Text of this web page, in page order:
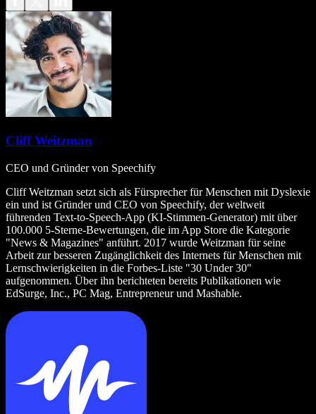
Cliff Weitzman
CEO und Gründer von Speechify
Cliff Weitzman setzt sich als Fürsprecher für Menschen mit Dyslexie
ein und ist Gründer und CEO von Speechify, der weltweit
führenden Text‑to‑Speech‑App (KI‑Stimmen‑Generator) mit über
100.000 5‑Sterne‑Bewertungen, die im App Store die Kategorie
"News & Magazines" anführt. 2017 wurde Weitzman für seine
Arbeit zur besseren Zugänglichkeit des Internets für Menschen mit
Lernschwierigkeiten in die Forbes‑Liste "30 Under 30"
aufgenommen. Über ihn berichteten bereits Publikationen wie
EdSurge, Inc., PC Mag, Entrepreneur und Mashable.